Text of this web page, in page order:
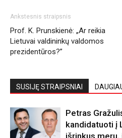
Ankstesnis straipsnis
Prof. K. Prunskienė: „Ar reikia
Lietuvai valdininkų valdomos
prezidentūros?”
SUSIJĘ STRAIPSNIAI
Petras
kandidatuoti į
išrinkus